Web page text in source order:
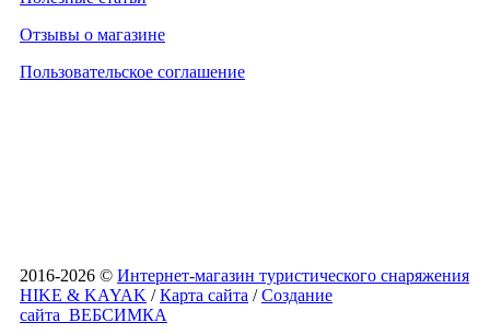
Отзывы о магазине
Пользовательское соглашение
2016-2026 © Интернет-магазин туристического снаряжения
HIKE & KAYAK /Карта сайта /Создание
сайта ВЕБСИМКА